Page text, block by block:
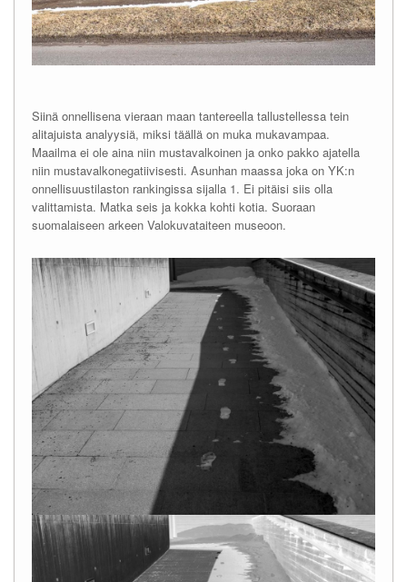
Siinä onnellisena vieraan maan tantereella tallustellessa tein
alitajuista analyysiä, miksi täällä on muka mukavampaa.
Maailma ei ole aina niin mustavalkoinen ja onko pakko ajatella
niin mustavalkonegatiivisesti. Asunhan maassa joka on YK:n
onnellisuustilaston rankingissa sijalla 1. Ei pitäisi siis olla
valittamista. Matka seis ja kokka kohti kotia. Suoraan
suomalaiseen arkeen Valokuvataiteen museoon.